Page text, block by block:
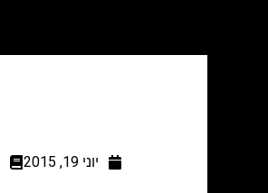
יוני 19, 2015